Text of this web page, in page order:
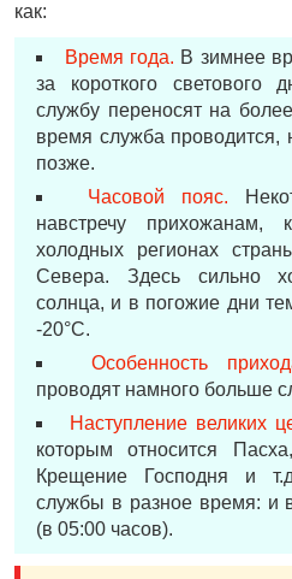
как:
Время года. В зимнее
за короткого светового
службу переносят на
время служба проводится,
позже.
Часовой пояс.
навстречу прихожанам,
холодных регионах
Севера. Здесь сильно
солнца, и в погожие дни
-20°С.
Особенность
проводят намного больше
Наступление великих
которым относится
Крещение Господня и
службы в разное время: и
(в 05:00 часов).